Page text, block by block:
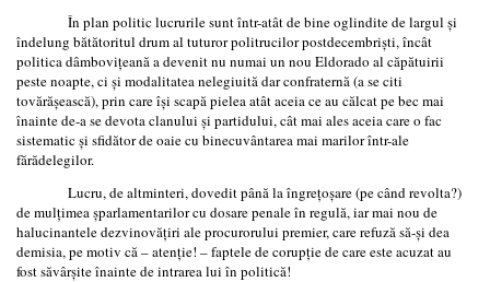
În plan politic lucrurile sunt într-atât de bine oglindite de largul şi
îndelung bătătoritul drum al tuturor politrucilor postdecembrişti, încât
politica dâmboviţeană a devenit nu numai un nou Eldorado al căpătuirii
peste noapte, ci şi modalitatea nelegiuită dar confraternă (a se citi
tovărăşească), prin care îşi scapă pielea atât aceia ce au călcat pe bec mai
înainte de-a se devota clanului şi partidului, cât mai ales aceia care o fac
sistematic şi sfidător de oaie cu binecuvântarea mai marilor într-ale
fărădelegilor.
Lucru, de altminteri, dovedit până la îngreţoşare (pe când revolta?)
de mulţimea şparlamentarilor cu dosare penale în regulă, iar mai nou de
halucinantele dezvinovăţiri ale procurorului premier, care refuză să-şi dea
demisia, pe motiv că – atenţie! – faptele de corupţie de care este acuzat au
fost săvârşite înainte de intrarea lui în politică!